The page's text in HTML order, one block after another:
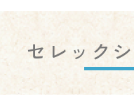
セレック